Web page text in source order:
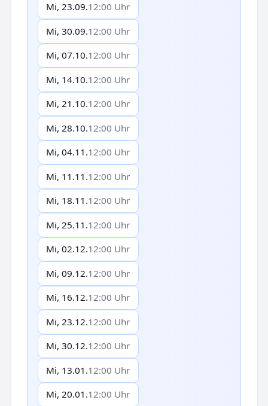
Mi, 23.09.12:00 Uhr
Mi, 30.09.12:00 Uhr
Mi, 07.10.12:00 Uhr
Mi, 14.10.12:00 Uhr
Mi, 21.10.12:00 Uhr
Mi, 28.10.12:00 Uhr
Mi, 04.11.12:00 Uhr
Mi, 11.11.12:00 Uhr
Mi, 18.11.12:00 Uhr
Mi, 25.11.12:00 Uhr
Mi, 02.12.12:00 Uhr
Mi, 09.12.12:00 Uhr
Mi, 16.12.12:00 Uhr
Mi, 23.12.12:00 Uhr
Mi, 30.12.12:00 Uhr
Mi, 13.01.12:00 Uhr
Mi, 20.01.12:00 Uhr